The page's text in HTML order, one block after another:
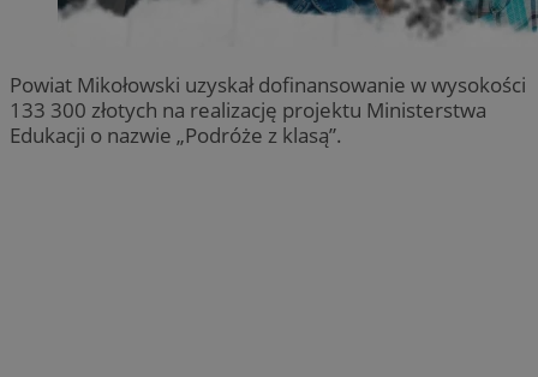
Powiat Mikołowski uzyskał dofinansowanie w wysokości
133 300 złotych na realizację projektu Ministerstwa
Edukacji o nazwie „Podróże z klasą”.